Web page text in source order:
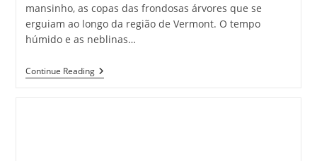
mansinho, as copas das frondosas árvores que se
erguiam ao longo da região de Vermont. O tempo
húmido e as neblinas…
Continue ReadingO
Filme